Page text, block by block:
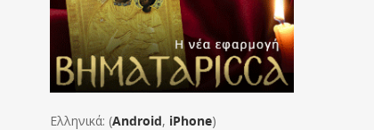
Ελληνικά: (Android, iPhone)